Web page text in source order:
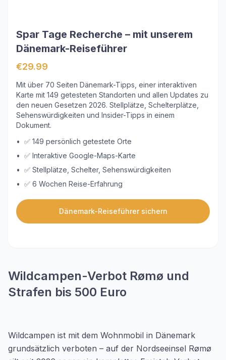
Spar Tage Recherche – mit unserem
Dänemark-Reiseführer
€29.99
Mit über 70 Seiten Dänemark-Tipps, einer interaktiven
Karte mit 149 getesteten Standorten und allen Updates zu
den neuen Gesetzen 2026. Stellplätze, Schelterplätze,
Sehenswürdigkeiten und Insider-Tipps in einem
Dokument.
• ✅ 149 persönlich getestete Orte
• ✅ Interaktive Google-Maps-Karte
• ✅ Stellplätze, Schelter, Sehenswürdigkeiten
• ✅ 6 Wochen Reise-Erfahrung
Dänemark-Reiseführer sichern
Wildcampen-Verbot Rømø und
Strafen bis 500 Euro
Wildcampen ist mit dem Wohnmobil in Dänemark
grundsätzlich verboten – auf der Nordseeinsel Rømø